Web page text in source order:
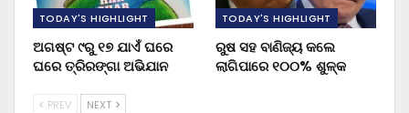
TODAY'S HIGHLIGHT
ଅଗଷ୍ଟ ୯ରୁ ୧୭ ଯାଏଁ ଘରେ
ଘରେ ତ୍ରିରଙ୍ଗା ଅଭିଯାନ
TODAY'S HIGHLIGHT
ରୁଷ ସହ ବାଣିଜ୍ୟ କଲେ
ଲାଗିପାରେ ୧୦୦% ଶୁଳ୍କ
PREV NEXT